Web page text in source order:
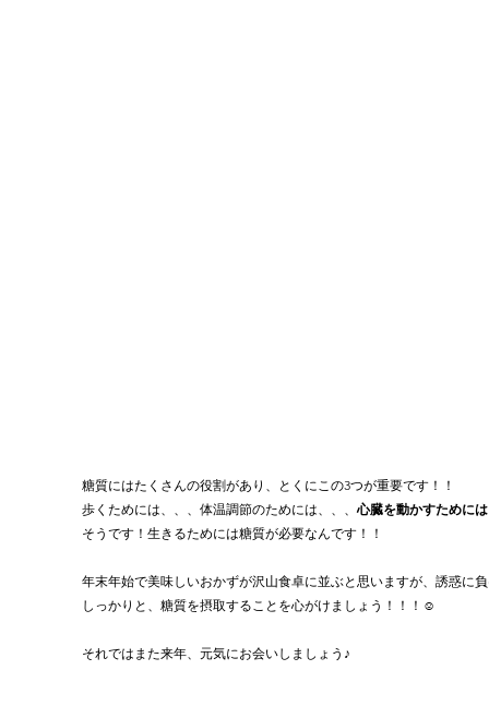
糖質にはたくさんの役割があり、とくにこの3つが重要です！！
歩くためには、、、体温調節のためには、、、心臓を動かすために
そうです！生きるためには糖質が必要なんです！！
年末年始で美味しいおかずが沢山食卓に並ぶと思いますが、誘惑に
しっかりと、糖質を摂取することを心がけましょう！！！☺️
それではまた来年、元気にお会いしましょう♪